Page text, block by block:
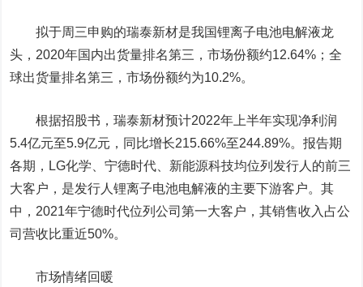
拟于周三申购的瑞泰新材是我国锂离子电池电解液龙
头，2020年国内出货量排名第三，市场份额约12.64%；全
球出货量排名第三，市场份额约为10.2%。
根据招股书，瑞泰新材预计2022年上半年实现净利润
5.4亿元至5.9亿元，同比增长215.66%至244.89%。报告期
各期，LG化学、宁德时代 、新能源科技均位列发行人的前三
大客户，是发行人锂离子电池电解液的主要下游客户。其
中，2021年宁德时代位列公司第一大客户，其销售收入占公
司营收比重近50%。
市场情绪回暖